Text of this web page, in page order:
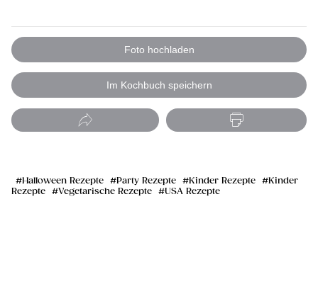
Foto hochladen
Im Kochbuch speichern
Halloween Rezepte Party Rezepte Kinder Rezepte
Kinder
Rezepte
Vegetarische Rezepte USA Rezepte